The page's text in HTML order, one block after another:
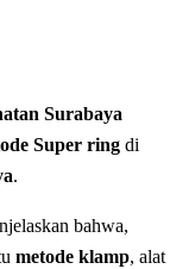
Surabaya
Super ring di
.
bahwa,
metode klamp, alat